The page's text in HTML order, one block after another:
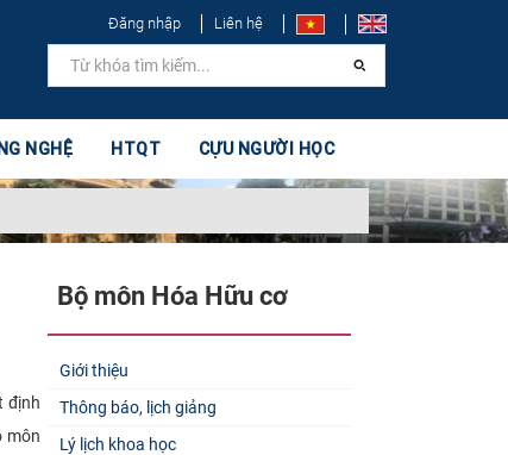
Đăng nhập Liên hệ
NGHỆ HTQT CỰU NGƯỜI HỌC
định
môn
Bộ môn Hóa Hữu cơ
Giới thiệu
Thông báo, lịch giảng
Lý lịch khoa học